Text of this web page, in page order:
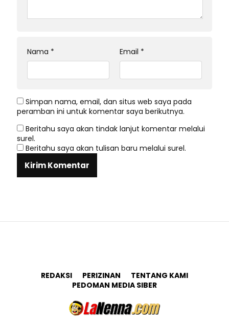
Nama * Email *
Simpan nama, email, dan situs web saya pada
peramban ini untuk komentar saya berikutnya.
Beritahu saya akan tindak lanjut komentar melalui
surel.
Beritahu saya akan tulisan baru melalui surel.
REDAKSI PERIZINAN
TENTANG KAMI
PEDOMAN MEDIA SIBER